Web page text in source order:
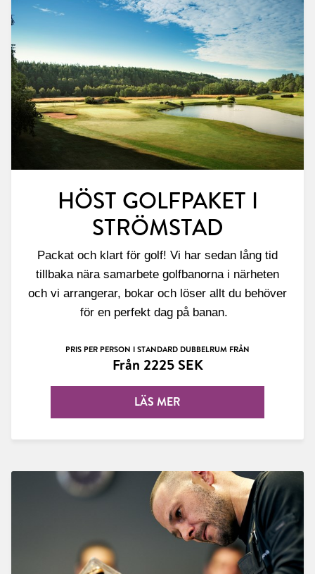
HÖST GOLFPAKET I
STRÖMSTAD
Packat och klart för golf! Vi har sedan lång tid
tillbaka nära samarbete golfbanorna i närheten
och vi arrangerar, bokar och löser allt du behöver
för en perfekt dag på banan.
PRIS PER PERSON I STANDARD DUBBELRUM FRÅN
Från 2225 SEK
LÄS MER